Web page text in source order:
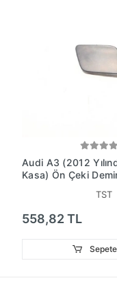
Audi A3 (2012
Kasa) Ön Çeki
TST
558,82 TL